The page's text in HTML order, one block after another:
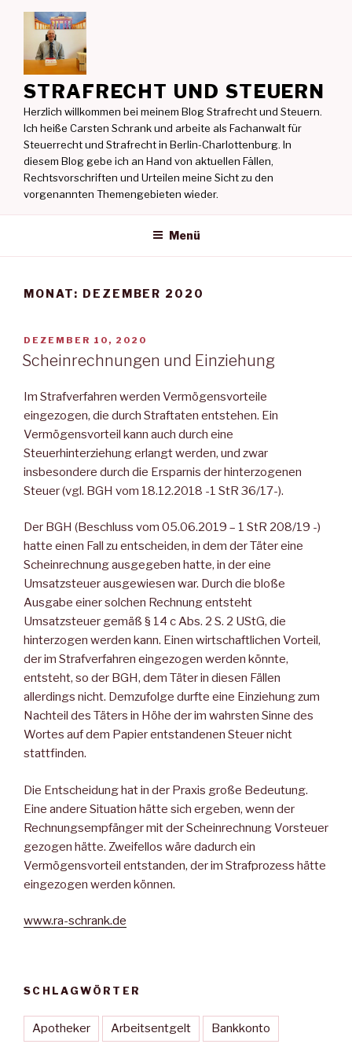
springen
STRAFRECHT UND STEUERN
Herzlich willkommen bei meinem Blog Strafrecht und Steuern.
Ich heiße Carsten Schrank und arbeite als Fachanwalt für
Steuerrecht und Strafrecht in Berlin-Charlottenburg. In
diesem Blog gebe ich an Hand von aktuellen Fällen,
Rechtsvorschriften und Urteilen meine Sicht zu den
vorgenannten Themengebieten wieder.
Menü
MONAT: DEZEMBER 2020
VERÖFFENTLICHT
AM
DEZEMBER 10, 2020
Scheinrechnungen und Einziehung
Im Strafverfahren werden Vermögensvorteile
eingezogen, die durch Straftaten entstehen. Ein
Vermögensvorteil kann auch durch eine
Steuerhinterziehung erlangt werden, und zwar
insbesondere durch die Ersparnis der hinterzogenen
Steuer (vgl. BGH vom 18.12.2018 -1 StR 36/17-).
Der BGH (Beschluss vom 05.06.2019 – 1 StR 208/19 -)
hatte einen Fall zu entscheiden, in dem der Täter eine
Scheinrechnung ausgegeben hatte, in der eine
Umsatzsteuer ausgewiesen war. Durch die bloße
Ausgabe einer solchen Rechnung entsteht
Umsatzsteuer gemäß § 14 c Abs. 2 S. 2 UStG, die
hinterzogen werden kann. Einen wirtschaftlichen Vorteil,
der im Strafverfahren eingezogen werden könnte,
entsteht, so der BGH, dem Täter in diesen Fällen
allerdings nicht. Demzufolge durfte eine Einziehung zum
Nachteil des Täters in Höhe der im wahrsten Sinne des
Wortes auf dem Papier entstandenen Steuer nicht
stattfinden.
Die Entscheidung hat in der Praxis große Bedeutung.
Eine andere Situation hätte sich ergeben, wenn der
Rechnungsempfänger mit der Scheinrechnung Vorsteuer
gezogen hätte. Zweifellos wäre dadurch ein
Vermögensvorteil entstanden, der im Strafprozess hätte
eingezogen werden können.
www.ra-schrank.de
SCHLAGWÖRTER
Apotheker Arbeitsentgelt Bankkonto